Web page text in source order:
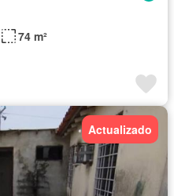
74 m²
Actualizado